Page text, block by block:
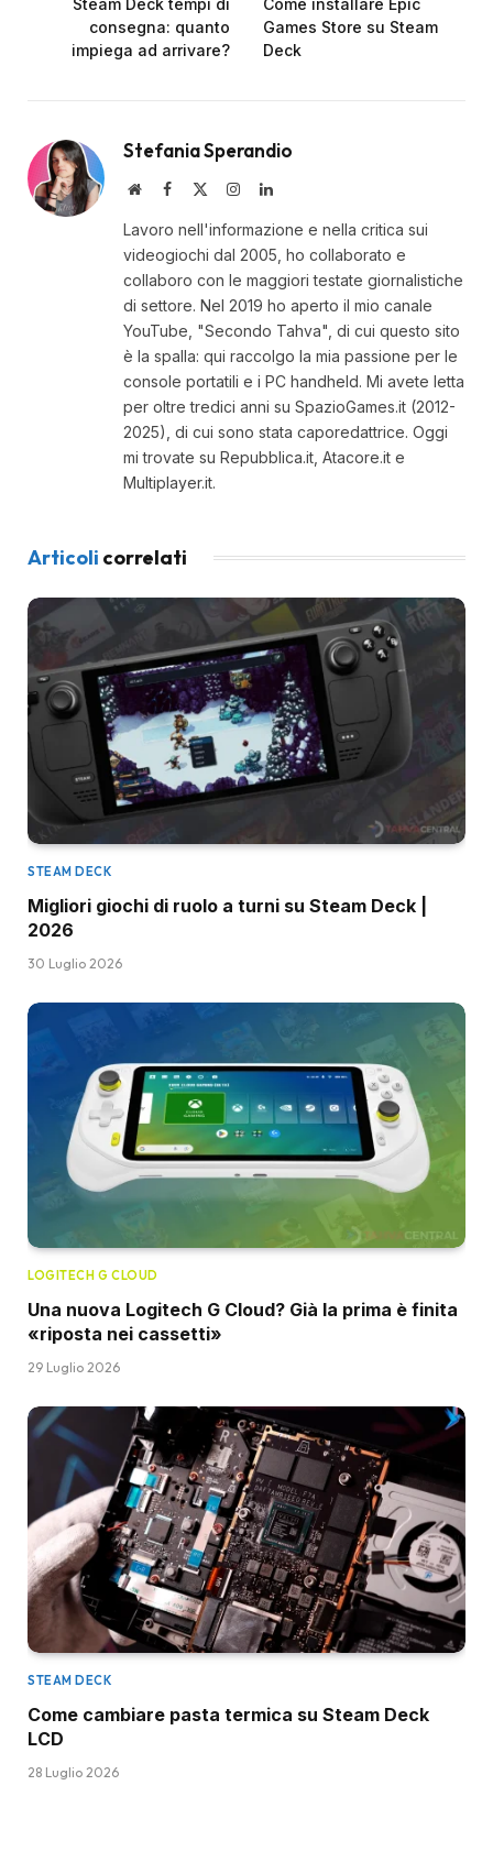
consegna: quanto
impiega ad arrivare?
Games Store su Steam
Deck
Stefania Sperandio
WebsiteFacebook InstagramLinkedIn
Lavoro nell'informazione e nella critica sui
videogiochi dal 2005, ho collaborato e
collaboro con le maggiori testate giornalistiche
di settore. Nel 2019 ho aperto il mio canale
YouTube, "Secondo Tahva", di cui questo sito
è la spalla: qui raccolgo la mia passione per le
console portatili e i PC handheld. Mi avete letta
per oltre tredici anni su SpazioGames.it (2012-
2025), di cui sono stata caporedattrice. Oggi
mi trovate su Repubblica.it, Atacore.it e
Multiplayer.it.
Articoli correlati
STEAM DECK
Migliori giochi di ruolo a turni su Steam Deck |
2026
30 Luglio 2026
LOGITECH G CLOUD
Una nuova Logitech G Cloud? Già la prima è finita
«riposta nei cassetti»
29 Luglio 2026
STEAM DECK
Come cambiare pasta termica su Steam Deck
LCD
28 Luglio 2026